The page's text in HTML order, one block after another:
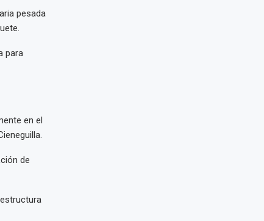
pesada
para
en el
de